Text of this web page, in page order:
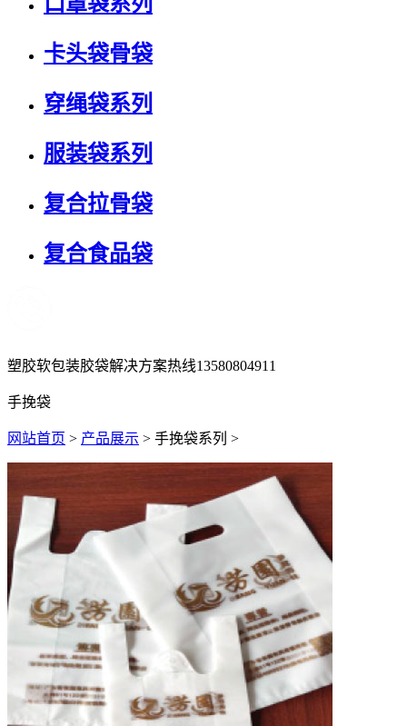
卡头袋骨袋
穿绳袋系列
服装袋系列
复合拉骨袋
复合食品袋
塑胶软包装胶袋解决方案热线13580804911
手挽袋
网站首页 > 产品展示 > 手挽袋系列 >